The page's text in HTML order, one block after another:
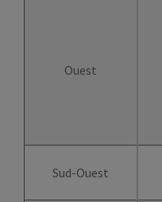
Ouest
Sud-Ouest